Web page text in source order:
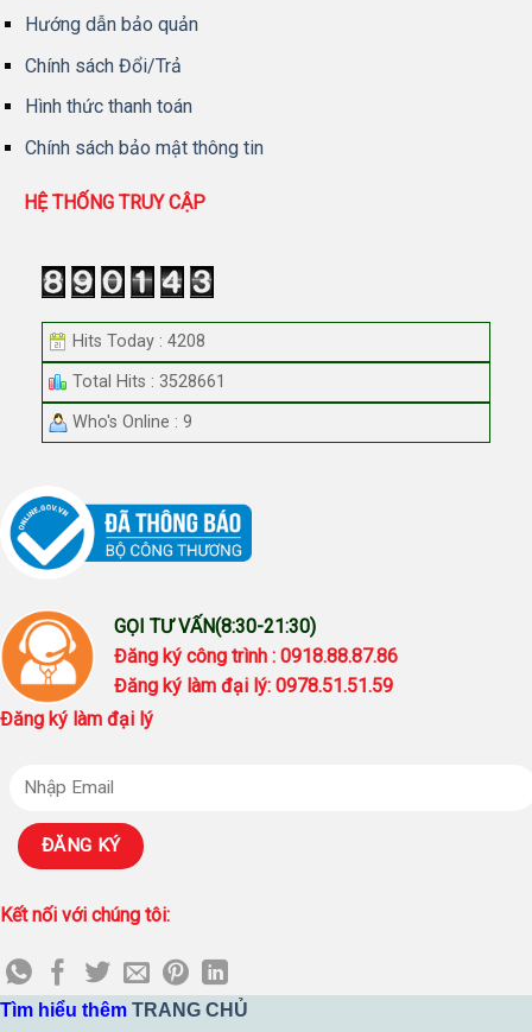
Hướng dẫn bảo quản
Chính sách Đổi/Trả
Hình thức thanh toán
Chính sách bảo mật thông tin
HỆ THỐNG TRUY CẬP
Hits Today : 4208
Total Hits : 3528661
Who's Online : 9
GỌI TƯ VẤN(8:30-21:30)
Đăng ký công trình : 0918.88.87.86
Đăng ký làm đại lý: 0978.51.51.59
Đăng ký làm đại lý
Kết nối với chúng tôi:
Tìm hiểu thêm TRANG CHỦ